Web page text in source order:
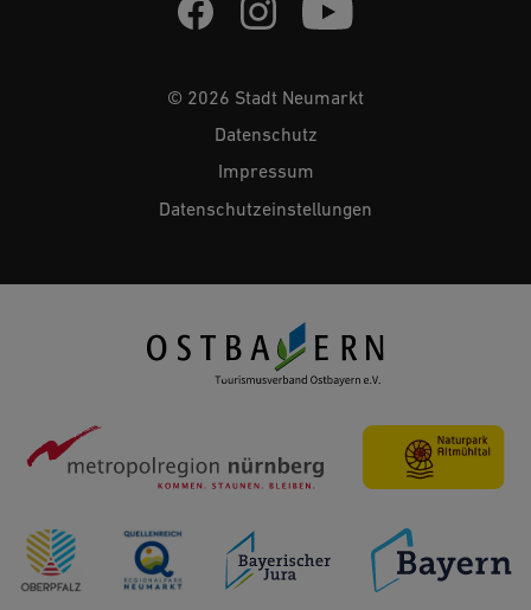
© 2026 Stadt Neumarkt
Datenschutz
Impressum
Datenschutzeinstellungen